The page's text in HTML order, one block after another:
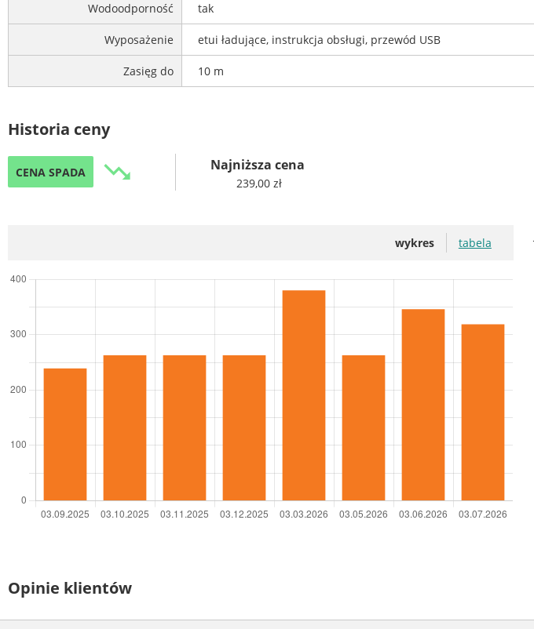
Wodoodporność tak
Wyposażenie etui ładujące, instrukcja obsługi, przewód USB
Zasięg do 10 m
Historia ceny
CENA SPADA trending_down Najniższa cena
239,00 zł
wykres tabela
Opinie klientów